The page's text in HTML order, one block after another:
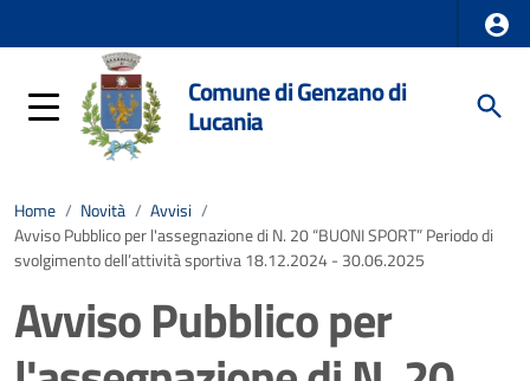
Comune di Genzano di
Lucania
Home / Novità / Avvisi /
Avviso Pubblico per l'assegnazione di N. 20 “BUONI SPORT” Periodo di
svolgimento dell’attività sportiva 18.12.2024 - 30.06.2025
Avviso Pubblico per